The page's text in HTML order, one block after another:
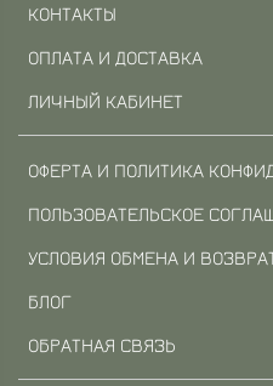
КОНТАКТЫ
ОПЛАТА И ДОСТАВКА
ЛИЧНЫЙ КАБИНЕТ
ОФЕРТА И ПОЛИТИКА
ПОЛЬЗОВАТЕЛЬСКОЕ
УСЛОВИЯ ОБМЕНА И
БЛОГ
ОБРАТНАЯ СВЯЗЬ